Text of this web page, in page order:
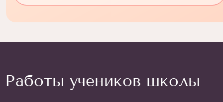
Работы учеников школы